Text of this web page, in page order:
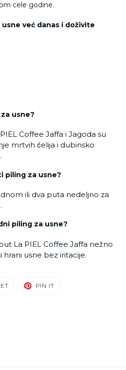
cele godine.
već danas i doživite
usne?
Coffee Jaffa i Jagoda su
mrtvih ćelija i dubinsko
piling za usne?
ili dva puta nedeljno za
piling za usne?
La PIEL Coffee Jaffa nežno
hrani usne bez iritacije.
TWEET
PIN IT